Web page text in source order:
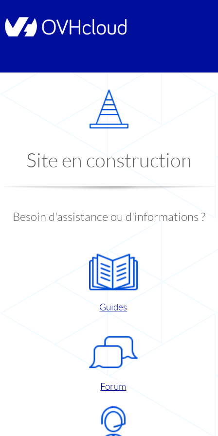
Site en construction
Besoin d'assistance ou d'informations ?
Guides
Forum